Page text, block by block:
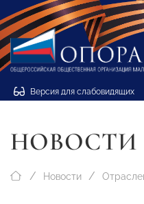
Версия для слабовидящих
НОВОСТИ
Новости